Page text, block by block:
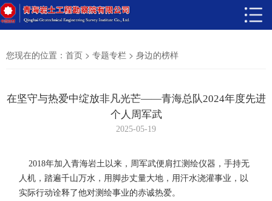
您现在的位置： 首页 > 专题专栏 > 身边的榜样
在坚守与热爱中绽放非凡光芒——青海总队2024年度先进
个人周军武
2025-05-19
2018年加入青海岩土以来，周军武便肩扛测绘仪器，手持无
人机，踏遍千山万水，用脚步丈量大地，用汗水浇灌事业，以
实际行动诠释了他对测绘事业的赤诚热爱。